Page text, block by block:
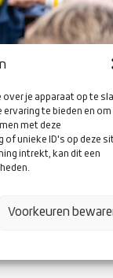
je apparaat op te
te bieden en om
met deze
of unieke ID's op deze
intrekt, kan dit een
Voorkeuren